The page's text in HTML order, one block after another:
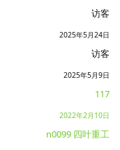
访客
2025年5月24日
访客
2025年5月9日
117
2022年2月10日
n0099 四叶重工